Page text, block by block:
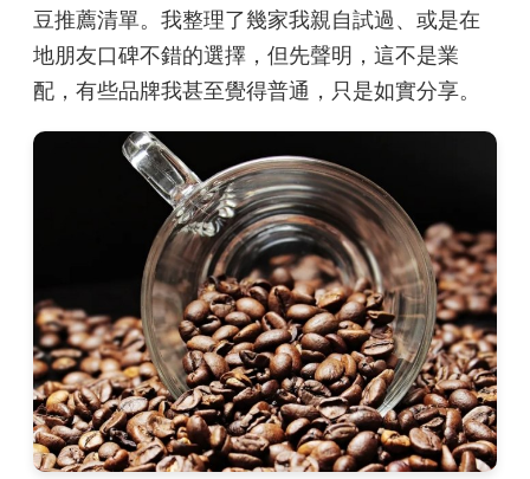
豆推薦清單。我整理了幾家我親自試過、或是在
地朋友口碑不錯的選擇，但先聲明，這不是業
配，有些品牌我甚至覺得普通，只是如實分享。